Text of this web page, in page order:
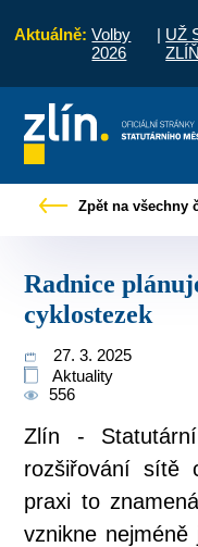
Aktuálně: Volby
2026
| UŽ
vyřídit
Zpět na všechny
Radnice plánuje rozšíření sítě
cyklostezek
27. 3. 2025
Aktuality
556
Zlín -
rozšiřování sítě
praxi to
vznikne